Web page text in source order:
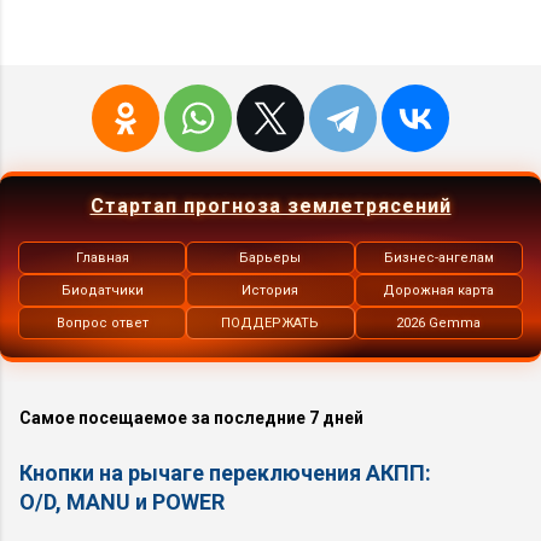
Стартап прогноза землетрясений
Главная
Биодатчики
Вопрос ответ
Барьеры
История
ПОДДЕРЖАТЬ
Бизнес-ангелам
Дорожная карта
2026 Gemma
Самое посещаемое за последние 7 дней
Кнопки на рычаге переключения АКПП:
O/D, MANU и POWER